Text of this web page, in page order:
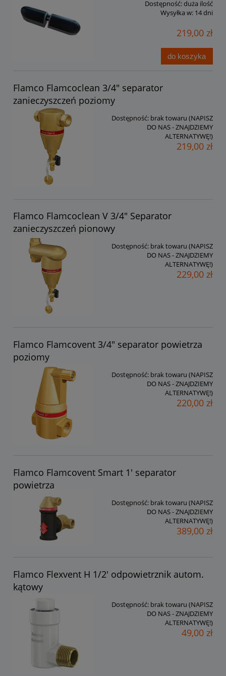
Dostępność:duża ilość
Wysyłka w: 14 dni
219,00 zł
do koszyka
Flamco Flamcoclean 3/4" separator
zanieczyszczeń poziomy
Dostępność: brak towaru (NAPISZ
DO NAS - ZNAJDZIEMY
ALTERNATYWĘ!)
219,00 zł
Flamco Flamcoclean V 3/4" Separator
zanieczyszczeń pionowy
Dostępność: brak towaru (NAPISZ
DO NAS - ZNAJDZIEMY
ALTERNATYWĘ!)
229,00 zł
Flamco Flamcovent 3/4" separator powietrza
poziomy
Dostępność: brak towaru (NAPISZ
DO NAS - ZNAJDZIEMY
ALTERNATYWĘ!)
220,00 zł
Flamco Flamcovent Smart 1' separator
powietrza
Dostępność: brak towaru (NAPISZ
DO NAS - ZNAJDZIEMY
ALTERNATYWĘ!)
389,00 zł
Flamco Flexvent H 1/2' odpowietrznik autom.
kątowy
Dostępność: brak towaru (NAPISZ
DO NAS - ZNAJDZIEMY
ALTERNATYWĘ!)
49,00 zł